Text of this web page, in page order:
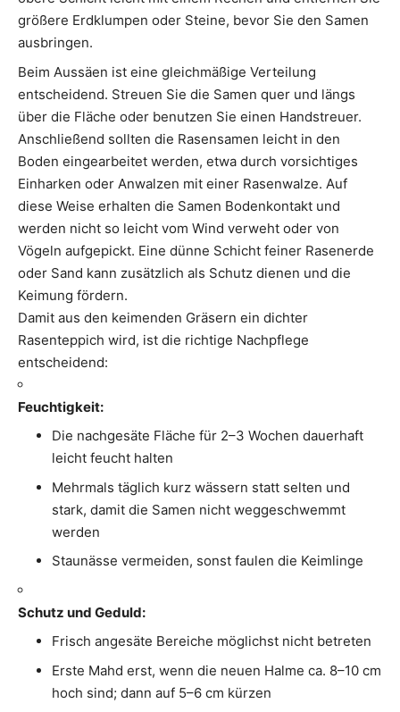
größere Erdklumpen oder Steine, bevor Sie den Samen
ausbringen.
Beim Aussäen ist eine gleichmäßige Verteilung
entscheidend. Streuen Sie die Samen quer und längs
über die Fläche oder benutzen Sie einen Handstreuer.
Anschließend sollten die Rasensamen leicht in den
Boden eingearbeitet werden, etwa durch vorsichtiges
Einharken oder Anwalzen mit einer Rasenwalze. Auf
diese Weise erhalten die Samen Bodenkontakt und
werden nicht so leicht vom Wind verweht oder von
Vögeln aufgepickt. Eine dünne Schicht feiner Rasenerde
oder Sand kann zusätzlich als Schutz dienen und die
Keimung fördern.
Damit aus den keimenden Gräsern ein dichter
Rasenteppich wird, ist die richtige Nachpflege
entscheidend:
Feuchtigkeit:
Die nachgesäte Fläche für 2–3 Wochen dauerhaft
leicht feucht halten
Mehrmals täglich kurz wässern statt selten und
stark, damit die Samen nicht weggeschwemmt
werden
Staunässe vermeiden, sonst faulen die Keimlinge
Schutz und Geduld:
Frisch angesäte Bereiche möglichst nicht betreten
Erste Mahd erst, wenn die neuen Halme ca. 8–10 cm
hoch sind; dann auf 5–6 cm kürzen